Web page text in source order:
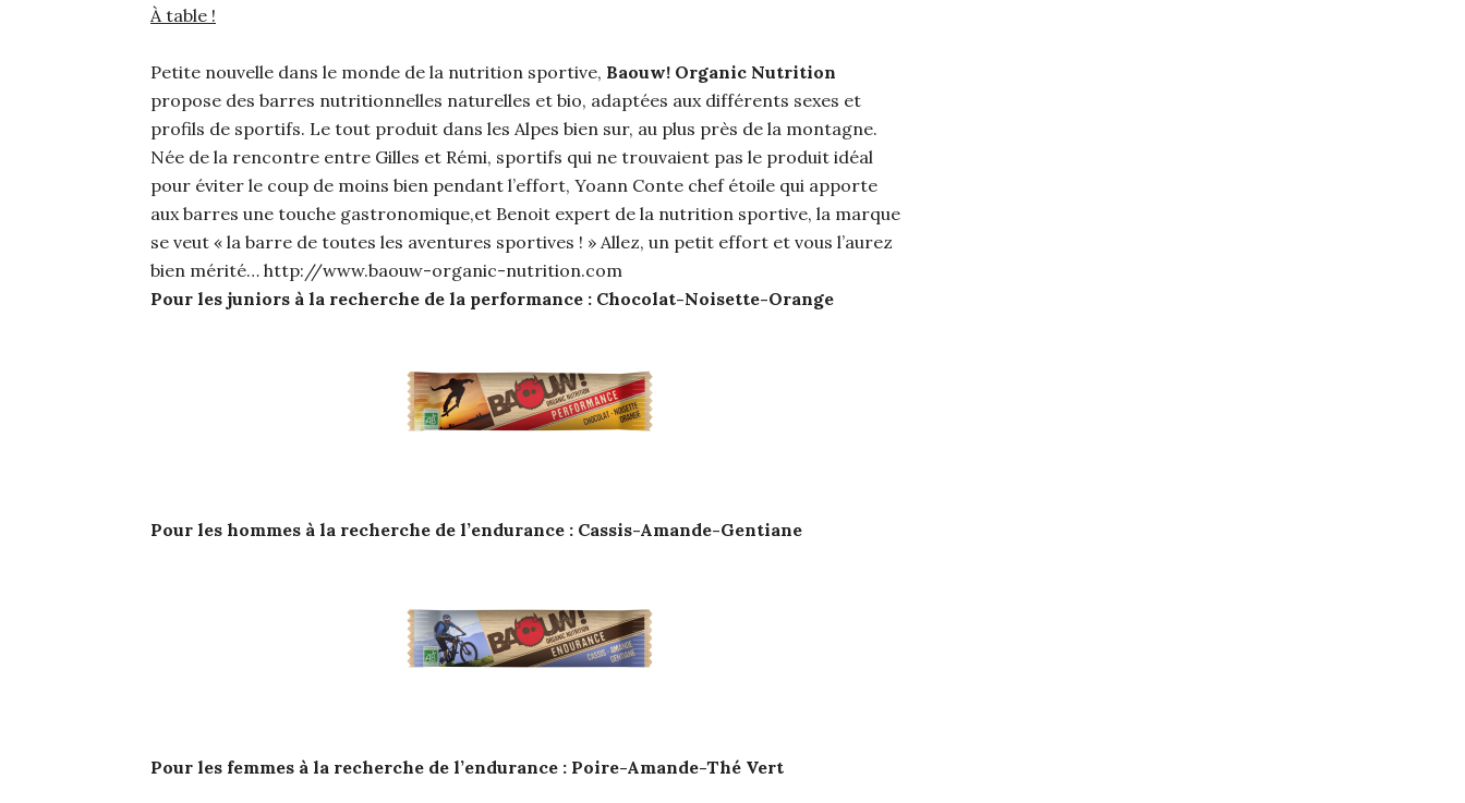
À table !
Petite nouvelle dans le monde de la nutrition sportive, Baouw! Organic Nutrition
propose des barres nutritionnelles naturelles et bio, adaptées aux différents sexes et
profils de sportifs. Le tout produit dans les Alpes bien sur, au plus près de la montagne.
Née de la rencontre entre Gilles et Rémi, sportifs qui ne trouvaient pas le produit idéal
pour éviter le coup de moins bien pendant l’effort, Yoann Conte chef étoile qui apporte
aux barres une touche gastronomique,et Benoit expert de la nutrition sportive, la marque
se veut « la barre de toutes les aventures sportives ! » Allez, un petit effort et vous l’aurez
bien mérité… http://www.baouw-organic-nutrition.com
Pour les juniors à la recherche de la performance : Chocolat-Noisette-Orange
Pour les hommes à la recherche de l’endurance : Cassis-Amande-Gentiane
Pour les femmes à la recherche de l’endurance : Poire-Amande-Thé Vert